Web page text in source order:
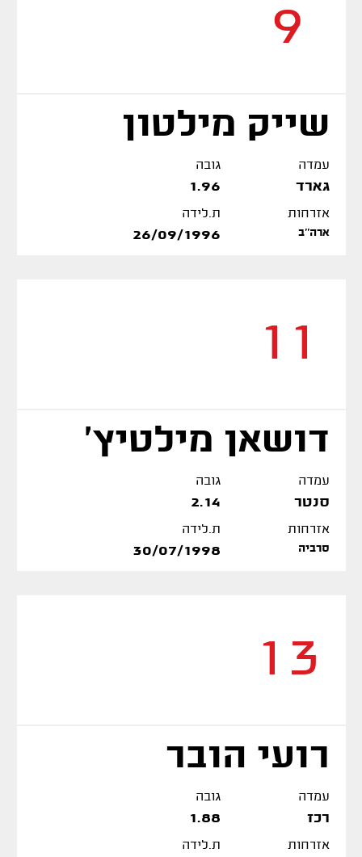
9
שייק מילטון
עמדה
גארד
גובה
1.96
אזרחות
ארה''ב
ת.לידה
26/09/1996
11
דושאן מילטיץ'
עמדה
סנטר
גובה
2.14
אזרחות
סרביה
ת.לידה
30/07/1998
13
רועי הובר
עמדה
רכז
גובה
1.88
אזרחות ת.לידה